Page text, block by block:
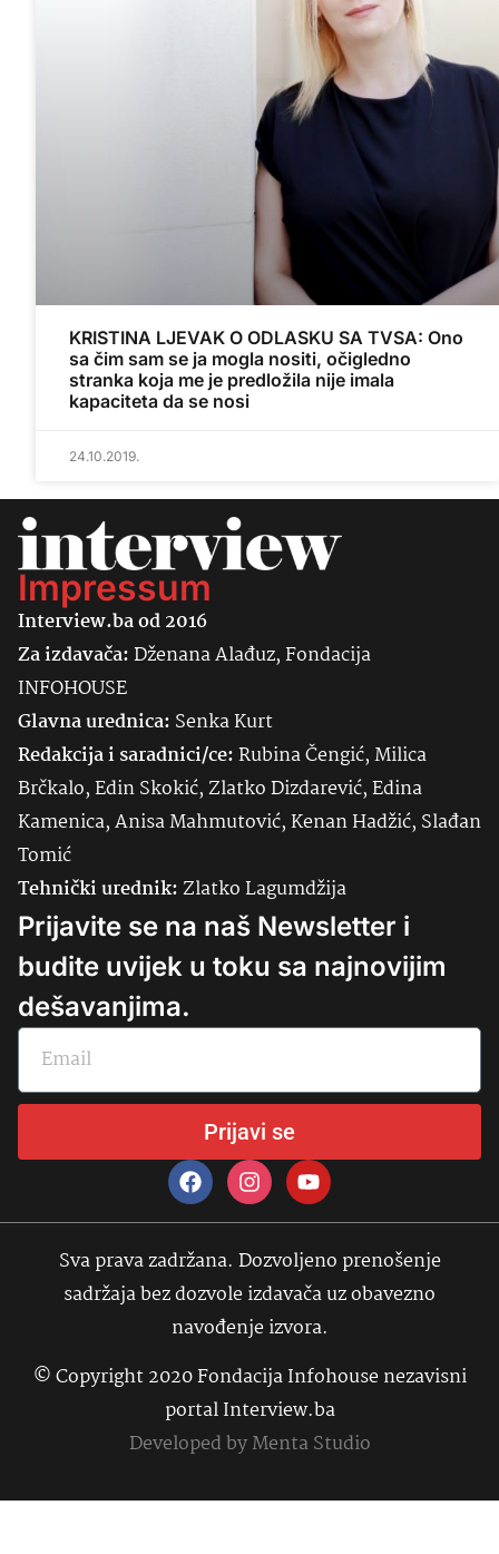
KRISTINA LJEVAK O ODLASKU SA TVSA: Ono
sa čim sam se ja mogla nositi, očigledno
stranka koja me je predložila nije imala
kapaciteta da se nosi
24.10.2019.
Impressum
Interview.ba od 2016
Za izdavača:Dženana Alađuz, Fondacija
INFOHOUSE
Glavna urednica: SenkaKurt
Redakcija i saradnici/ce:Rubina Čengić, Milica
Brčkalo, Edin Skokić, Zlatko Dizdarević, Edina
Kamenica, Anisa Mahmutović, Kenan Hadžić, Slađan
Tomić
Tehnički urednik:Zlatko Lagumdžija
Prijavite se na naš Newsletter i
budite uvijek u toku sa najnovijim
dešavanjima.
Prijavi se
Sva prava zadržana. Dozvoljeno prenošenje
sadržaja bez dozvole izdavača uz obavezno
navođenje izvora.
© Copyright 2020 Fondacija Infohouse nezavisni
portal Interview.ba
Developed byMenta Studio